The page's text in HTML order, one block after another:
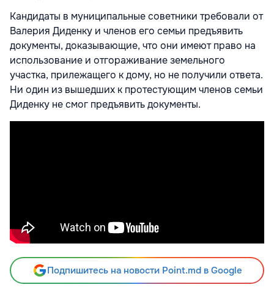
Кандидаты в муниципальные советники требовали от
Валерия Диденку и членов его семьи предъявить
документы, доказывающие, что они имеют право на
использование и отгораживание земельного
участка, прилежащего к дому, но не получили ответа.
Ни один из вышедших к протестующим членов семьи
Диденку не смог предъявить документы.
Подпишитесь на новости Point.md в Google